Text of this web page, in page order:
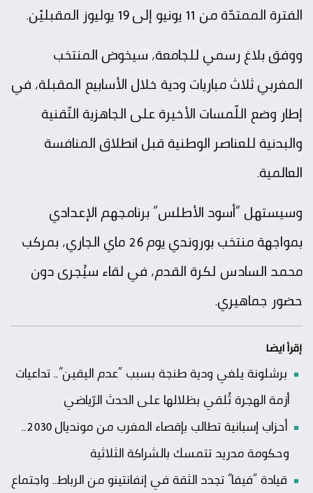
الفترة الممتدّة من 11 يونيو إلى 19 يوليوز المقبليْن.
ووفق بلاغ رسمي للجامعة، سيخوض المنتخب
المغربي ثلاث مباريات ودية خلال الأسابيع المقبلة، في
إطار وضع اللّمسات الأخيرة على الجاهزية التّقنية
والبدنية للعناصر الوطنية قبل انطلاق المنافسة
العالمية.
وسيستهل “أسود الأطلس” برنامجهم الإعدادي
بمواجهة منتخب بوروندي يوم 26 ماي الجاري، بمركب
محمد السادس لكرة القدم، في لقاء سيُجرى دون
حضور جماهيري.
إقرأ ايضا
برشلونة يلغي ودية طنجة بسبب “عدم اليقين”.. تداعيات
أزمة الهجرة تُلقي بظلالها على الحدث الرّياضي
أحزاب إسبانية تطالب بإقصاء المغرب من مونديال 2030..
وحكومة مدريد تتمسك بالشراكة الثلاثية
قيادة “فيفا” تجدد الثقة في إنفانتينو من الرباط.. واجتماع